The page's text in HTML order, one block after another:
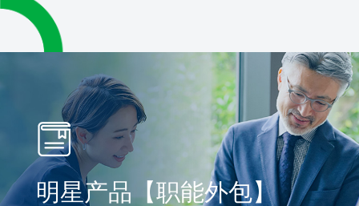
明星产品【职能外包】